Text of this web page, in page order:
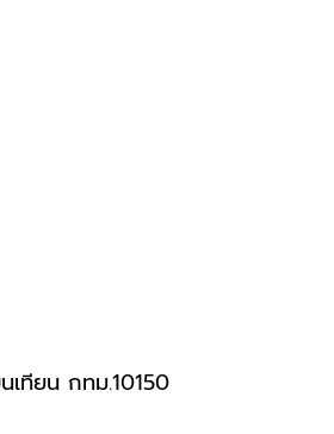
ทียน กทม.10150